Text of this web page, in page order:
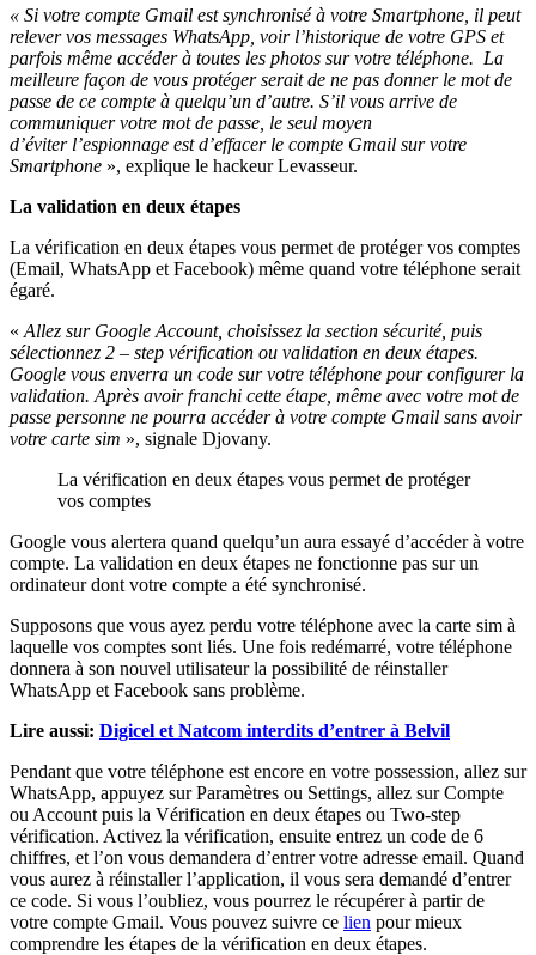
« Si votre compte Gmail est synchronisé à votre Smartphone, il peut
relever vos messages WhatsApp, voir l’historique de votre GPS et
parfois même accéder à toutes les photos sur votre téléphone. La
meilleure façon de vous protéger serait de ne pas donner le mot de
passe de ce compte à quelqu’un d’autre. S’il vous arrive de
communiquer votre mot de passe, le seul moyen
d’éviter l’espionnage est d’effacer le compte Gmail sur votre
Smartphone », explique le hackeur Levasseur.
La validation en deux étapes
La vérification en deux étapes vous permet de protéger vos comptes
(Email, WhatsApp et Facebook) même quand votre téléphone serait
égaré.
« Allez sur Google Account, choisissez la section sécurité, puis
sélectionnez 2 – step vérification ou validation en deux étapes.
Google vous enverra un code sur votre téléphone pour configurer la
validation. Après avoir franchi cette étape, même avec votre mot de
passe personne ne pourra accéder à votre compte Gmail sans avoir
votre carte sim », signale Djovany.
La vérification en deux étapes vous permet de protéger
vos comptes
Google vous alertera quand quelqu’un aura essayé d’accéder à votre
compte. La validation en deux étapes ne fonctionne pas sur un
ordinateur dont votre compte a été synchronisé.
Supposons que vous ayez perdu votre téléphone avec la carte sim à
laquelle vos comptes sont liés. Une fois redémarré, votre téléphone
donnera à son nouvel utilisateur la possibilité de réinstaller
WhatsApp et Facebook sans problème.
Lire aussi: Digicel et Natcom interdits d’entrer à Belvil
Pendant que votre téléphone est encore en votre possession, allez sur
WhatsApp, appuyez sur Paramètres ou Settings, allez sur Compte
ou Account puis la Vérification en deux étapes ou Two-step
vérification. Activez la vérification, ensuite entrez un code de 6
chiffres, et l’on vous demandera d’entrer votre adresse email. Quand
vous aurez à réinstaller l’application, il vous sera demandé d’entrer
ce code. Si vous l’oubliez, vous pourrez le récupérer à partir de
votre compte Gmail. Vous pouvez suivre ce lien pour mieux
comprendre les étapes de la vérification en deux étapes.